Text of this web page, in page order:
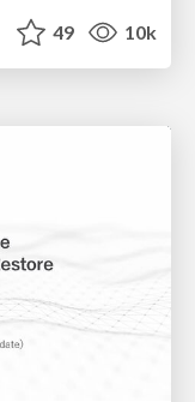
49 10k